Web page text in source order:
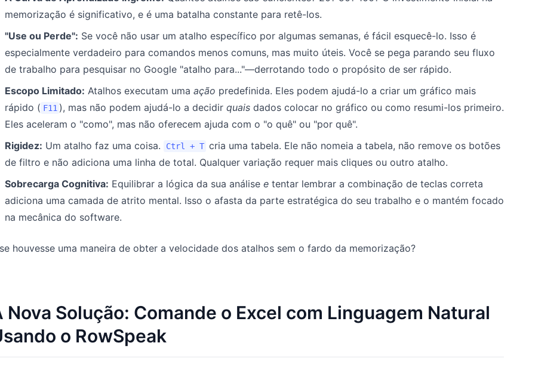
memorização é significativo, e é uma batalha constante para retê-los.
"Use ou Perde": Se você não usar um atalho específico por algumas semanas, é fácil esquecê-lo. Isso é
especialmente verdadeiro para comandos menos comuns, mas muito úteis. Você se pega parando seu fluxo
de trabalho para pesquisar no Google "atalho para..."—derrotando todo o propósito de ser rápido.
Escopo Limitado: Atalhos executam uma ação predefinida. Eles podem ajudá-lo a criar um gráfico mais
rápido ( F11 ), mas não podem ajudá-lo a decidir quais dados colocar no gráfico ou como resumi-los primeiro.
Eles aceleram o "como", mas não oferecem ajuda com o "o quê" ou "por quê".
Rigidez: Um atalho faz uma coisa. Ctrl + T cria uma tabela. Ele não nomeia a tabela, não remove os botões
de filtro e não adiciona uma linha de total. Qualquer variação requer mais cliques ou outro atalho.
Sobrecarga Cognitiva: Equilibrar a lógica da sua análise e tentar lembrar a combinação de teclas correta
adiciona uma camada de atrito mental. Isso o afasta da parte estratégica do seu trabalho e o mantém focado
na mecânica do software.
houvesse uma maneira de obter a velocidade dos atalhos sem o fardo da memorização?
Nova Solução: Comande o Excel com Linguagem Natural
o RowSpeak